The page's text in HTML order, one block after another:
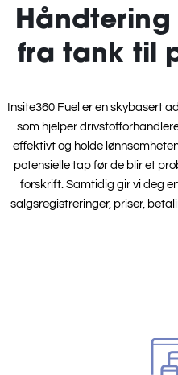
fra tank til
Insite360 Fuel er en skybasert
som hjelper
effektivt og holde
potensielle tap før de blir et
forskrift. Samtidig gir vi deg
salgsregistreringer, priser,